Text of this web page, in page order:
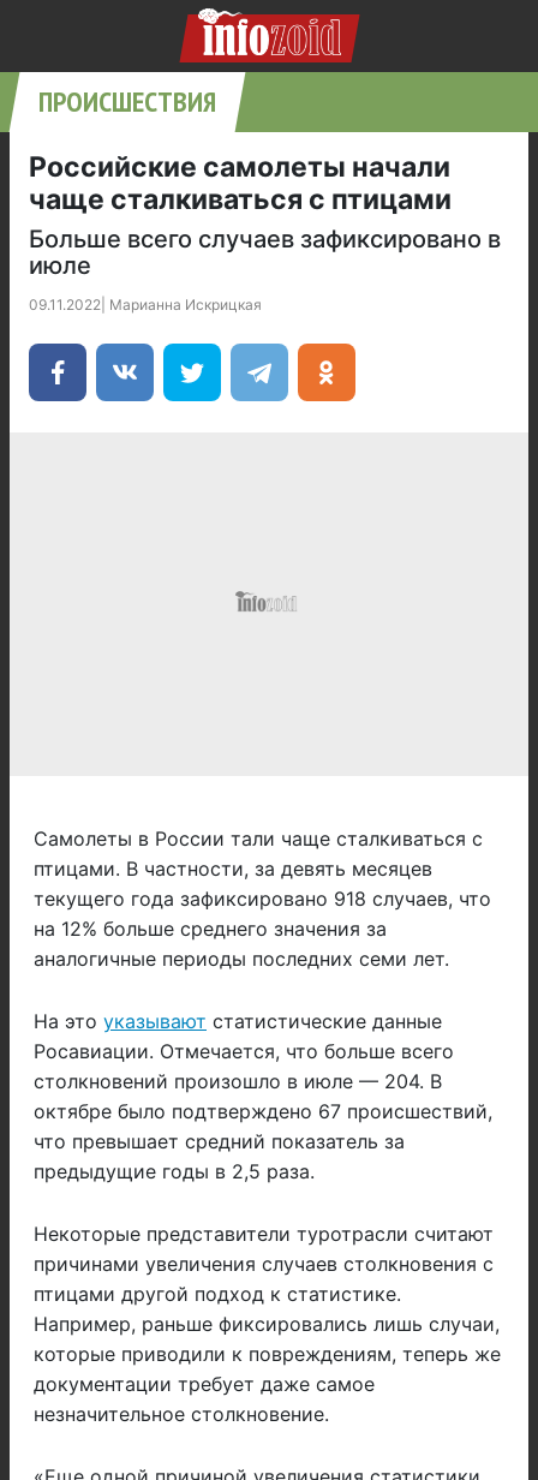
ПРОИСШЕСТВИЯ
Российские самолеты начали
чаще сталкиваться с птицами
Больше всего случаев зафиксировано в
июле
09.11.2022 Марианна Искрицкая
Самолеты в России тали чаще сталкиваться с
птицами. В частности, за девять месяцев
текущего года зафиксировано 918 случаев, что
на 12% больше среднего значения за
аналогичные периоды последних семи лет.
На это указывают статистические данные
Росавиации. Отмечается, что больше всего
столкновений произошло в июле — 204. В
октябре было подтверждено 67 происшествий,
что превышает средний показатель за
предыдущие годы в 2,5 раза.
Некоторые представители туротрасли считают
причинами увеличения случаев столкновения с
птицами другой подход к статистике.
Например, раньше фиксировались лишь случаи,
которые приводили к повреждениям, теперь же
документации требует даже самое
незначительное столкновение.